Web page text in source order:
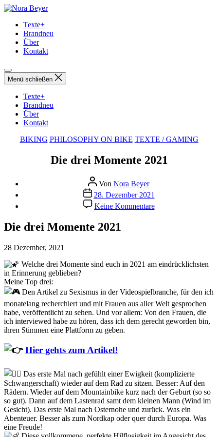
Direkt
Inhalt
wechseln
Nora
Texte+
Brandneu
Über
Kontakt
Menü schließen
Texte+
Brandneu
Über
Kontakt
Kategorien
BIKING PHILOSOPHY ON BIKE TEXTE / GAMING
Die drei Momente 2021
Beitragsautor
Von Nora Beyer
Beitragsdatum
28. Dezember 2021
Keine Kommentarezu
Die
Die drei Momente 2021
28 Dezember, 2021
Welche drei Momente sind euch in 2021 am eindrücklichsten
in Erinnerung geblieben?
Meine Top drei:
Den Artikel zu Sexismus in der Videospielbranche, für den ich
monatelang recherchiert und mit Frauen aus aller Welt gesprochen
habe, veröffentlicht zu sehen. Und vor allem: Von den Frauen, die
ich interviewed habe zu hören, dass ich dem gerecht geworden bin,
ihren Stimmen eine Plattform zu geben.
Hier gehts zum Artikel!
Das erste Mal nach gefühlt einer Ewigkeit (komplizierte
Schwangerschaft) wieder auf dem Rad zu sitzen. Besser: Auf den
Rädern. Wieder auf dem Mountainbike kurz nach der Geburt (so so
so gut). Dann auf dem Lastenrad samt dem kleinen Mann (Wind im
Gesicht). Das erste Mal nach Osternohe und zurück. Was ein
Abenteuer. Besser als zum Nordkap oder quer durch Europa. Was
eine Freude!